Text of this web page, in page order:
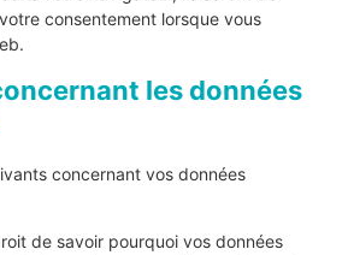
consentement lorsque vous
les données
concernant vos données
de savoir pourquoi vos données